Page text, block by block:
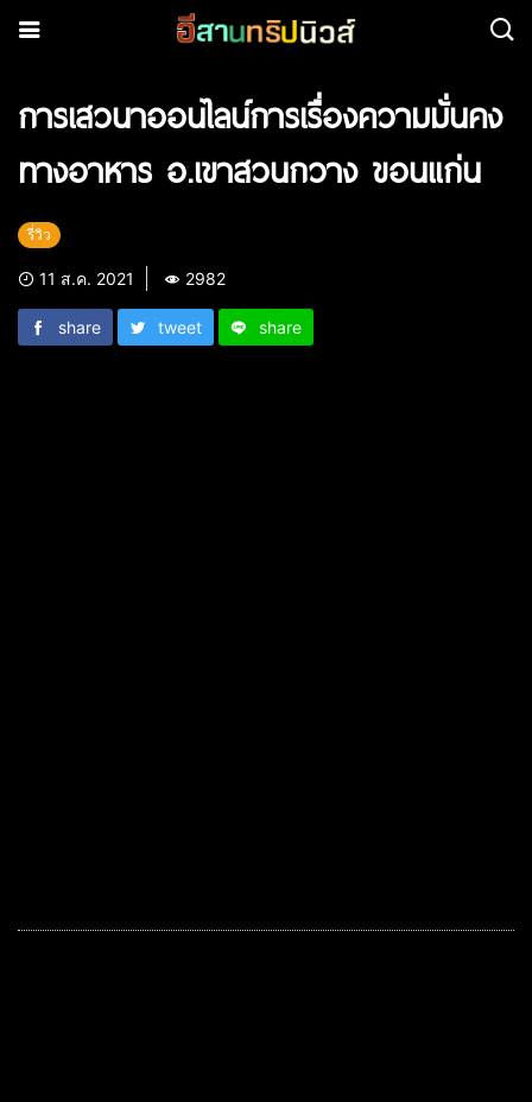
การเสวนาออนไลน์การเรื่องความมั่นคง
ทางอาหาร อ.เขาสวนกวาง ขอนแก่น
รี่วิว
11 ส.ค. 2021 2982
share tweet share